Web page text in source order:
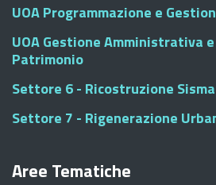
UOA Programmazione e
UOA Gestione Amministrativa
Patrimonio
Settore 6 - Ricostruzione Sisma
Settore 7 - Rigenerazione
Aree Tematiche